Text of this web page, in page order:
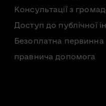
Консультації з
Доступ до публічної
Безоплатна первинна
правнича допомога